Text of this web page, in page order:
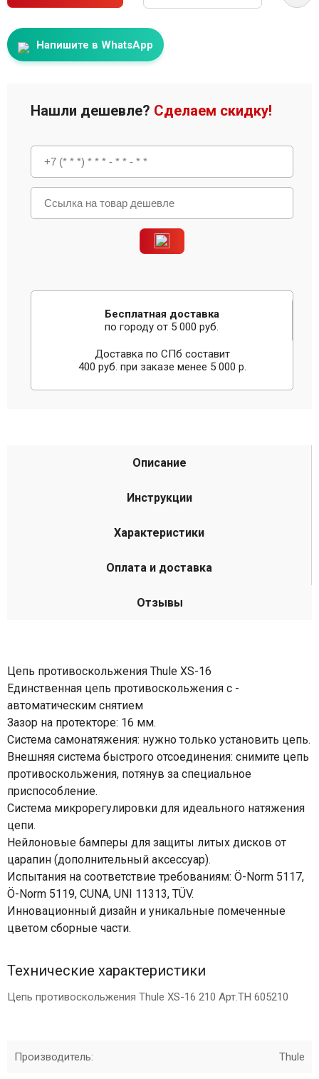
Напишите в WhatsApp
Нашли дешевле? Сделаем скидку!
Бесплатная доставка
по городу от 5 000 руб.
Доставка по СПб составит
400 руб. при заказе менее 5 000 р.
Описание
Инструкции
Характеристики
Оплата и доставка
Отзывы
Цепь противоскольжения Thule XS-16
Единственная цепь противоскольжения с ­
автоматическим снятием
Зазор на протекторе: 16 мм.
Система самонатяжения: нужно только установить цепь.
Внешняя система быстрого отсоединения: снимите цепь
противоскольжения, потянув за специальное
приспособление.
Система микрорегулировки для идеального натяжения
цепи.
Нейлоновые бамперы для защиты литых дисков от
царапин (дополнительный аксессуар).
Испытания на соответствие требованиям: Ö-Norm 5117,
Ö-Norm 5119, CUNA, UNI 11313, TÜV.
Инновационный дизайн и уникальные помеченные
цветом сборные части.
Технические характеристики
Цепь противоскольжения Thule XS-16 210 Арт.TH 605210
Производитель: Thule